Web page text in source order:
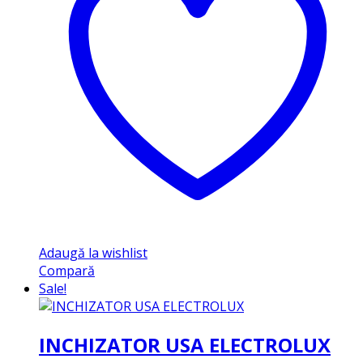
Adaugă la wishlist
Compară
Sale!
INCHIZATOR USA ELECTROLUX